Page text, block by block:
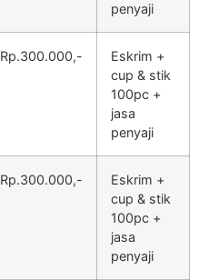
penyaji
Rp.300.000,-
Eskrim +
cup & stik
100pc +
jasa
penyaji
Rp.300.000,-
Eskrim +
cup & stik
100pc +
jasa
penyaji